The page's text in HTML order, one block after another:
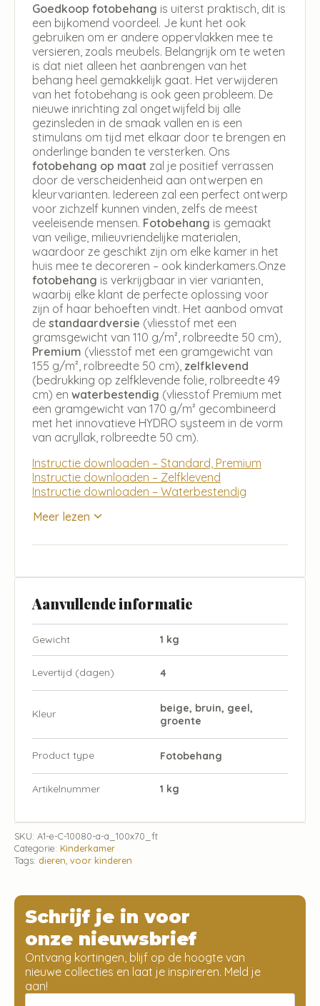
Goedkoop fotobehang is uiterst praktisch, dit is
een bijkomend voordeel. Je kunt het ook
gebruiken om er andere oppervlakken mee te
versieren, zoals meubels. Belangrijk om te weten
is dat niet alleen het aanbrengen van het
behang heel gemakkelijk gaat. Het verwijderen
van het fotobehang is ook geen probleem. De
nieuwe inrichting zal ongetwijfeld bij alle
gezinsleden in de smaak vallen en is een
stimulans om tijd met elkaar door te brengen en
onderlinge banden te versterken. Ons
fotobehang op maat zal je positief verrassen
door de verscheidenheid aan ontwerpen en
kleurvarianten. Iedereen zal een perfect ontwerp
voor zichzelf kunnen vinden, zelfs de meest
veeleisende mensen. Fotobehang is gemaakt
van veilige, milieuvriendelijke materialen,
waardoor ze geschikt zijn om elke kamer in het
huis mee te decoreren – ook kinderkamers.Onze
fotobehang is verkrijgbaar in vier varianten,
waarbij elke klant de perfecte oplossing voor
zijn of haar behoeften vindt. Het aanbod omvat
de standaardversie (vliesstof met een
gramsgewicht van 110 g/m², rolbreedte 50 cm),
Premium (vliesstof met een gramgewicht van
155 g/m², rolbreedte 50 cm), zelfklevend
(bedrukking op zelfklevende folie, rolbreedte 49
cm) en waterbestendig (vliesstof Premium met
een gramgewicht van 170 g/m² gecombineerd
met het innovatieve HYDRO systeem in de vorm
van acryllak, rolbreedte 50 cm).
Instructie downloaden – Standard, Premium
Instructie downloaden – Zelfklevend
Instructie downloaden – Waterbestendig
Meer lezen
Aanvullende informatie
Gewicht 1 kg
Levertijd (dagen) 4
Kleur
beige, bruin, geel,
groente
Product type Fotobehang
Artikelnummer 1 kg
SKU: A1-e-C-10080-a-a_100x70_ft
Categorie: Kinderkamer
Tags: dieren voor kinderen
Schrijf je in voor
onze nieuwsbrief
Ontvang kortingen, blijf op de hoogte van
nieuwe collecties en laat je inspireren. Meld je
aan!
Email